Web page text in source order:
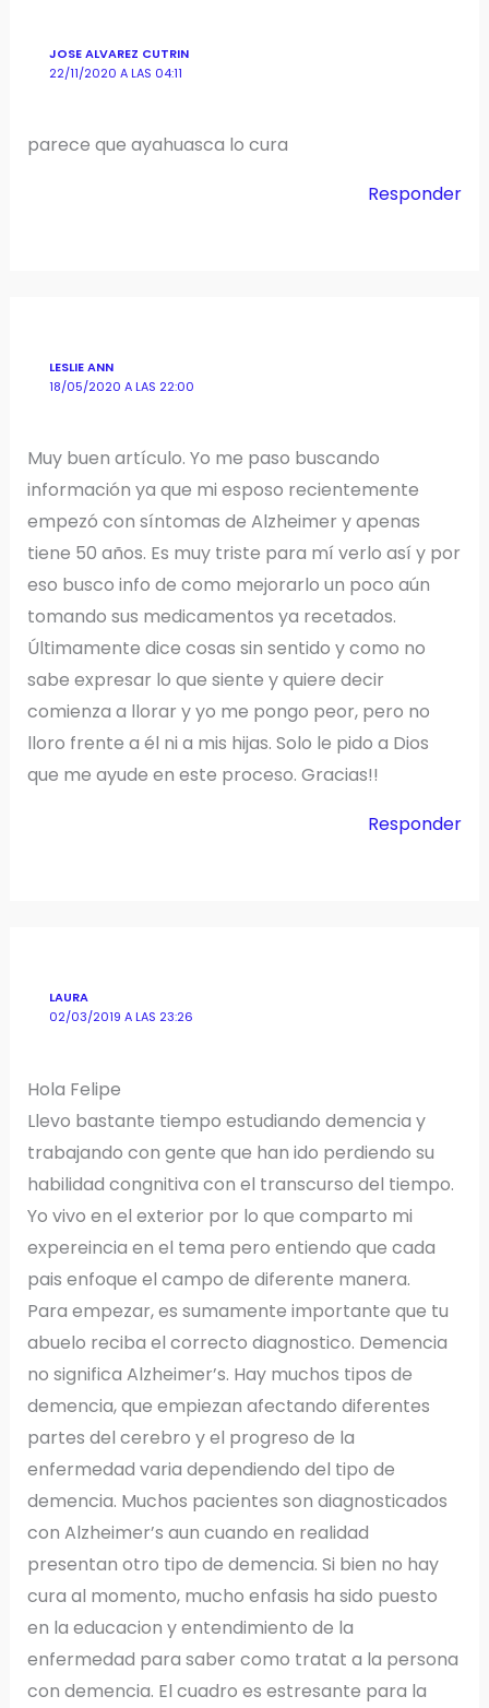
JOSE ALVAREZ CUTRIN
22/11/2020 A LAS 04:11
parece que ayahuasca lo cura
Responder
LESLIE ANN
18/05/2020 A LAS 22:00
Muy buen artículo. Yo me paso buscando
información ya que mi esposo recientemente
empezó con síntomas de Alzheimer y apenas
tiene 50 años. Es muy triste para mí verlo así y por
eso busco info de como mejorarlo un poco aún
tomando sus medicamentos ya recetados.
Últimamente dice cosas sin sentido y como no
sabe expresar lo que siente y quiere decir
comienza a llorar y yo me pongo peor, pero no
lloro frente a él ni a mis hijas. Solo le pido a Dios
que me ayude en este proceso. Gracias!!
Responder
LAURA
02/03/2019 A LAS 23:26
Hola Felipe
Llevo bastante tiempo estudiando demencia y
trabajando con gente que han ido perdiendo su
habilidad congnitiva con el transcurso del tiempo.
Yo vivo en el exterior por lo que comparto mi
expereincia en el tema pero entiendo que cada
pais enfoque el campo de diferente manera.
Para empezar, es sumamente importante que tu
abuelo reciba el correcto diagnostico. Demencia
no significa Alzheimer’s. Hay muchos tipos de
demencia, que empiezan afectando diferentes
partes del cerebro y el progreso de la
enfermedad varia dependiendo del tipo de
demencia. Muchos pacientes son diagnosticados
con Alzheimer’s aun cuando en realidad
presentan otro tipo de demencia. Si bien no hay
cura al momento, mucho enfasis ha sido puesto
en la educacion y entendimiento de la
enfermedad para saber como tratat a la persona
con demencia. El cuadro es estresante para la